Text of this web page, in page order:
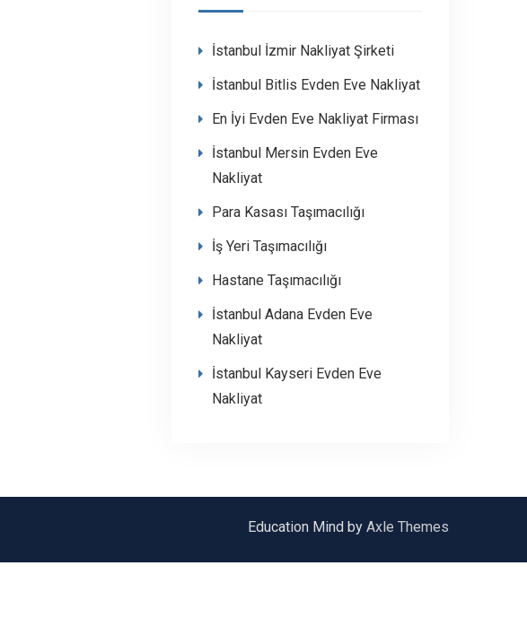
İstanbul İzmir Nakliyat Şirketi
İstanbul Bitlis Evden Eve Nakliyat
En İyi Evden Eve Nakliyat Firması
İstanbul Mersin Evden Eve
Nakliyat
Para Kasası Taşımacılığı
İş Yeri Taşımacılığı
Hastane Taşımacılığı
İstanbul Adana Evden Eve
Nakliyat
İstanbul Kayseri Evden Eve
Nakliyat
Education Mind by Axle Themes